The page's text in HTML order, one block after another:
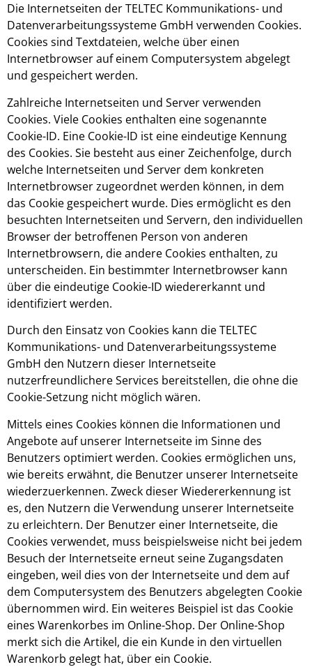
Die Internetseiten der TELTEC Kommunikations- und
Datenverarbeitungssysteme GmbH verwenden Cookies.
Cookies sind Textdateien, welche über einen
Internetbrowser auf einem Computersystem abgelegt
und gespeichert werden.
Zahlreiche Internetseiten und Server verwenden
Cookies. Viele Cookies enthalten eine sogenannte
Cookie-ID. Eine Cookie-ID ist eine eindeutige Kennung
des Cookies. Sie besteht aus einer Zeichenfolge, durch
welche Internetseiten und Server dem konkreten
Internetbrowser zugeordnet werden können, in dem
das Cookie gespeichert wurde. Dies ermöglicht es den
besuchten Internetseiten und Servern, den individuellen
Browser der betroffenen Person von anderen
Internetbrowsern, die andere Cookies enthalten, zu
unterscheiden. Ein bestimmter Internetbrowser kann
über die eindeutige Cookie-ID wiedererkannt und
identifiziert werden.
Durch den Einsatz von Cookies kann die TELTEC
Kommunikations- und Datenverarbeitungssysteme
GmbH den Nutzern dieser Internetseite
nutzerfreundlichere Services bereitstellen, die ohne die
Cookie-Setzung nicht möglich wären.
Mittels eines Cookies können die Informationen und
Angebote auf unserer Internetseite im Sinne des
Benutzers optimiert werden. Cookies ermöglichen uns,
wie bereits erwähnt, die Benutzer unserer Internetseite
wiederzuerkennen. Zweck dieser Wiedererkennung ist
es, den Nutzern die Verwendung unserer Internetseite
zu erleichtern. Der Benutzer einer Internetseite, die
Cookies verwendet, muss beispielsweise nicht bei jedem
Besuch der Internetseite erneut seine Zugangsdaten
eingeben, weil dies von der Internetseite und dem auf
dem Computersystem des Benutzers abgelegten Cookie
übernommen wird. Ein weiteres Beispiel ist das Cookie
eines Warenkorbes im Online-Shop. Der Online-Shop
merkt sich die Artikel, die ein Kunde in den virtuellen
Warenkorb gelegt hat, über ein Cookie.